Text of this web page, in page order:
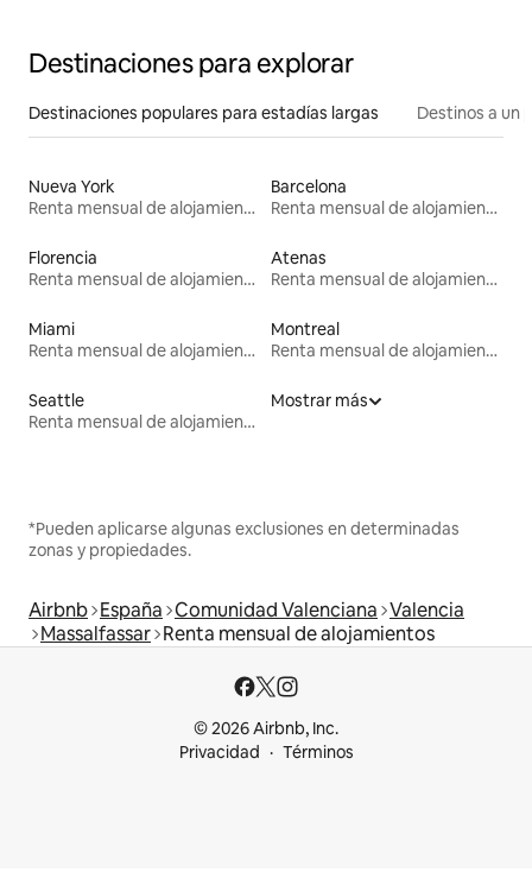
Destinaciones para explorar
Destinaciones populares para estadías largas Destinos a un
Nueva York
Renta mensual de alojamientos
Barcelona
Renta mensual de alojamientos
Florencia
Renta mensual de alojamientos
Atenas
Renta mensual de alojamientos
Miami
Renta mensual de alojamientos
Montreal
Renta mensual de alojamientos
Seattle
Renta mensual de alojamientos
Mostrar más
*Pueden aplicarse algunas exclusiones en determinadas
zonas y propiedades.
Airbnb España Comunidad Valenciana Valencia
Massalfassar Renta mensual de alojamientos
© 2026 Airbnb, Inc.
Privacidad
Términos